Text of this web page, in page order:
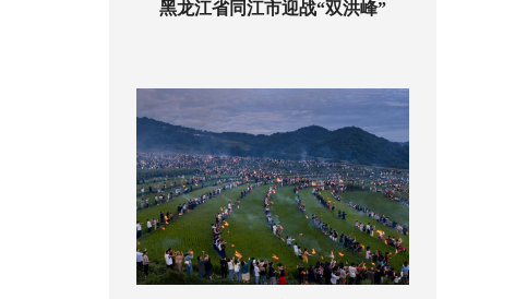
黑龙江省同江市迎战“双洪峰”